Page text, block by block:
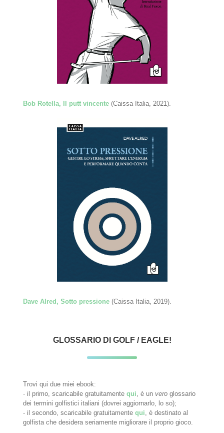
Bob Rotella, Il putt vincente (Caissa Italia, 2021).
Dave Alred, Sotto pressione (Caissa Italia, 2019).
GLOSSARIO DI GOLF / EAGLE!
Trovi qui due miei ebook:
- il primo, scaricabile gratuitamentequi, è unvero glossario
dei termini golfistici italiani (dovrei aggiornarlo, lo so);
- il secondo, scaricabile gratuitamentequi, è destinato al
golfista che desidera seriamente migliorare il proprio gioco.